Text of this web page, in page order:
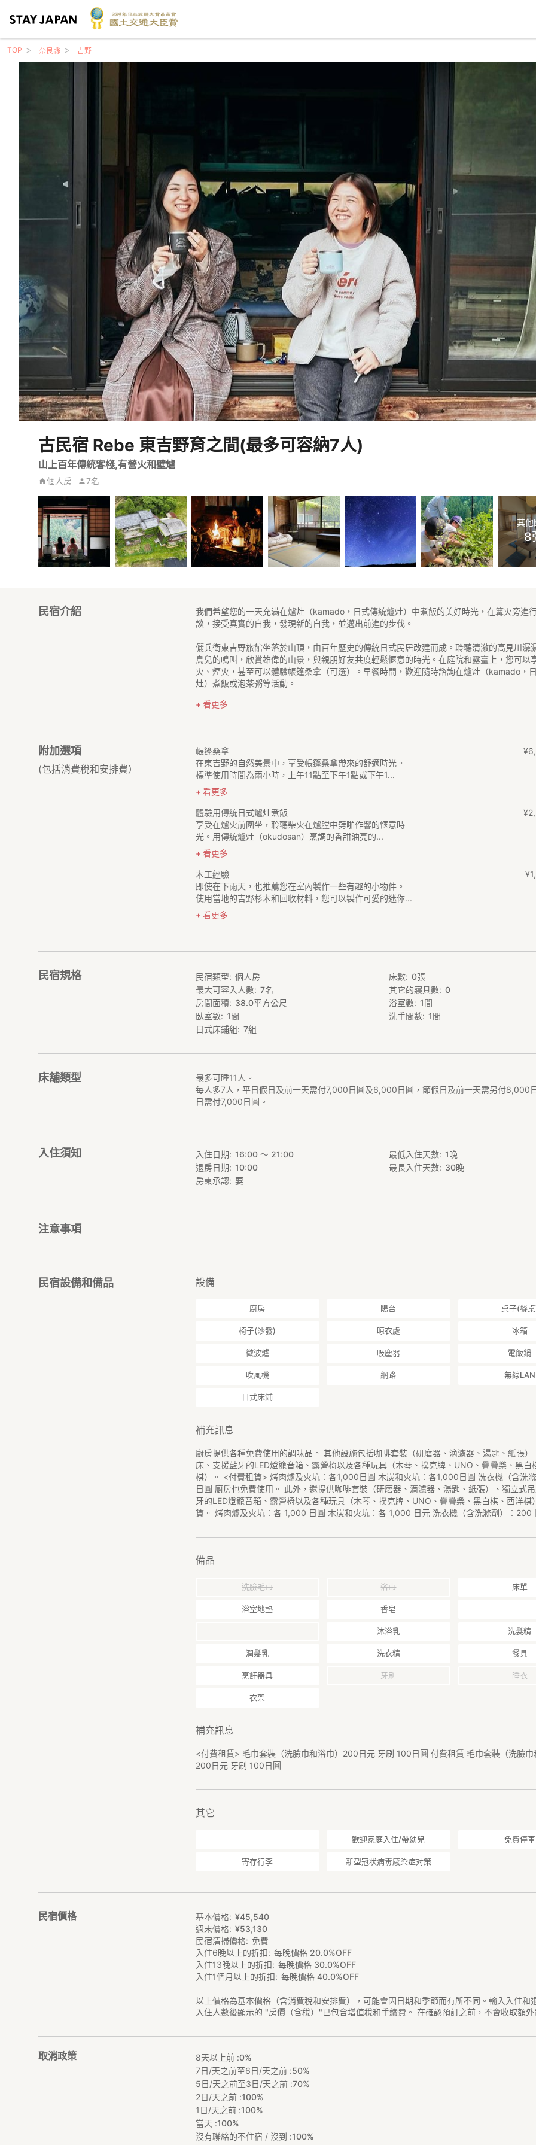
TOP 奈良縣 吉野
古民宿 Rebe 東吉野育之間(最多可容納7人)
山上百年傳統客棧,有營火和壁爐
個人房 7名
其他
8
民宿介紹
我們希望您的一天充滿在爐灶（kamado，日式傳統爐灶）中煮飯的美好時光，在篝火旁進
談，接受真實的自我，發現新的自我，並邁出前進的步伐。
儷兵衛東吉野旅館坐落於山頂，由百年歷史的傳統日式民居改建而成。聆聽清澈的高見川潺
鳥兒的鳴叫，欣賞雄偉的山景，與親朋好友共度輕鬆愜意的時光。在庭院和露臺上，您可以
火、煙火，甚至可以體驗帳篷桑拿（可選）。早餐時間，歡迎隨時諮詢在爐灶（kamado，
灶）煮飯或泡茶粥等活動。
看更多
附加選項
(包括消費稅和安排費）
帳篷桑拿
在東吉野的自然美景中，享受帳篷桑拿帶來的舒適時光。
標準使用時間為兩小時，上午11點至下午1點或下午1...
看更多
¥6,
體驗用傳統日式爐灶煮飯
享受在爐火前圍坐，聆聽柴火在爐膛中劈啪作響的愜意時
光。用傳統爐灶（okudosan）烹調的香甜油亮的...
看更多
¥2,
木工經驗
即使在下雨天，也推薦您在室內製作一些有趣的小物件。
使用當地的吉野杉木和回收材料，您可以製作可愛的迷你...
看更多
¥1,
民宿規格 民宿類型
個人房
最大可容入人數
7名
房間面積
38.0平方公尺
臥室數
1間
日式床鋪組
7組
床數 0張
其它的寢具數
0
浴室數
1間
洗手間數
1間
床舖類型
最多可睡11人。
每人多7人，平日假日及前一天需付7,000日圓及6,000日圓，節假日及前一天需另付8,000
日需付7,000日圓。
入住須知 入住日期
16:00 〜 21:00
退房日期
10:00
房東承認
要
最低入住天數 1晚
最長入住天數
30晚
注意事項
民宿設備和備品 設備
廚房 陽台 桌子(餐
椅子(沙發) 晾衣處 冰箱
微波爐 吸塵器 電飯鍋
吹風機 網路 無線LAN
日式床鋪
補充訊息
廚房提供各種免費使用的調味品。 其他設施包括咖啡套裝（研磨器、滴濾器、湯匙、紙張）
床、支援藍牙的LED燈籠音箱、露營椅以及各種玩具（木琴、撲克牌、UNO、疊疊樂、黑白
棋）。 <付費租賃> 烤肉爐及火坑：各1,000日圓 木炭和火坑：各1,000日圓 洗衣機（含洗
日圓 廚房也免費使用。 此外，還提供咖啡套裝（研磨器、滴濾器、湯匙、紙張）、獨立式
牙的LED燈籠音箱、露營椅以及各種玩具（木琴、撲克牌、UNO、疊疊樂、黑白棋、西洋棋
賃。 烤肉爐及火坑：各 1,000 日圓 木炭和火坑：各 1,000 日元 洗衣機（含洗滌劑）：200
備品
洗臉毛巾 浴巾 床單
浴室地墊 香皂
沐浴乳 洗髮精
潤髮乳 洗衣精 餐具
烹飪器具 牙刷 睡衣
衣架
補充訊息
<付費租賃> 毛巾套裝（洗臉巾和浴巾）200日元 牙刷 100日圓 付費租賃 毛巾套裝（洗臉巾
200日元 牙刷 100日圓
其它
歡迎家庭入住/帶幼兒 免費停車
寄存行李 新型冠状病毒感染症对策
民宿價格 基本價格 ¥45,540
週末價格
¥53,130
民宿清掃價格
免費
入住6晚以上的折扣
每晚價格 20.0%OFF
入住13晚以上的折扣
每晚價格 30.0%OFF
入住1個月以上的折扣
每晚價格 40.0%OFF
以上價格為基本價格（含消費稅和安排費），可能會因日期和季節而有所不同。輸入入住和
入住人數後顯示的 "房價（含稅）"已包含增值稅和手續費。 在確認預訂之前，不會收取額外
取消政策 8天以上前 :0%
7日/天之前至6日/天之前 :50%
5日/天之前至3日/天之前 :70%
2日/天之前 :100%
1日/天之前 :100%
當天 :100%
沒有聯絡的不住宿 / 沒到 :100%